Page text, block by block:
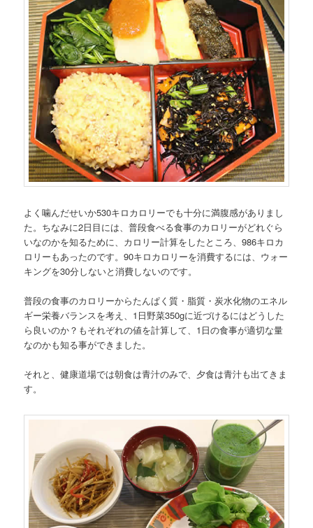
よく噛んだせいか530キロカロリーでも十分に満腹感がありまし
た。ちなみに2日目には、普段食べる食事のカロリーがどれぐら
いなのかを知るために、カロリー計算をしたところ、986キロカ
ロリーもあったのです。90キロカロリーを消費するには、ウォー
キングを30分しないと消費しないのです。
普段の食事のカロリーからたんぱく質・脂質・炭水化物のエネル
ギー栄養バランスを考え、1日野菜350gに近づけるにはどうした
ら良いのか？もそれぞれの値を計算して、1日の食事が適切な量
なのかも知る事ができました。
それと、健康道場では朝食は青汁のみで、夕食は青汁も出てきま
す。